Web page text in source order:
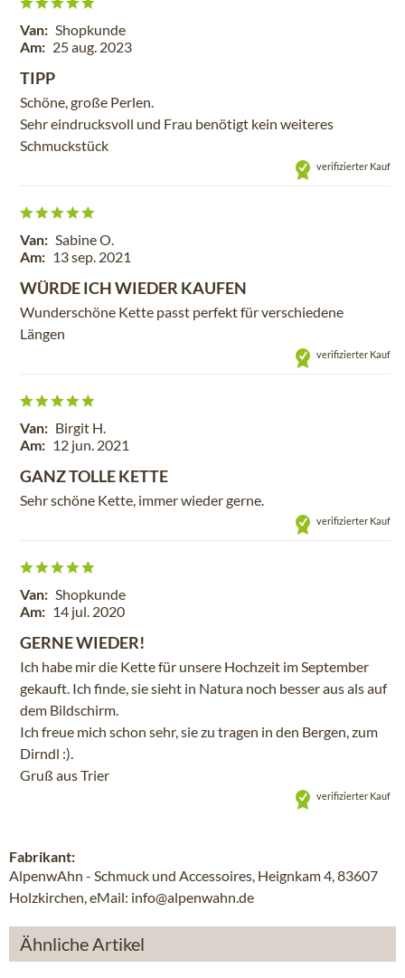
Van: Shopkunde
Am: 25 aug. 2023
TIPP
Schöne, große Perlen.
Sehr eindrucksvoll und Frau benötigt kein weiteres
Schmuckstück
verifizierter Kauf
Van: Sabine O.
Am: 13 sep. 2021
WÜRDE ICH WIEDER KAUFEN
Wunderschöne Kette passt perfekt für verschiedene
Längen
verifizierter Kauf
Van: Birgit H.
Am: 12 jun. 2021
GANZ TOLLE KETTE
Sehr schöne Kette, immer wieder gerne.
verifizierter Kauf
Van: Shopkunde
Am: 14 jul. 2020
GERNE WIEDER!
Ich habe mir die Kette für unsere Hochzeit im September
gekauft. Ich finde, sie sieht in Natura noch besser aus als auf
dem Bildschirm.
Ich freue mich schon sehr, sie zu tragen in den Bergen, zum
Dirndl :).
Gruß aus Trier
verifizierter Kauf
Fabrikant:
AlpenwAhn - Schmuck und Accessoires, Heignkam 4, 83607
Holzkirchen, eMail: info@alpenwahn.de
Ähnliche Artikel